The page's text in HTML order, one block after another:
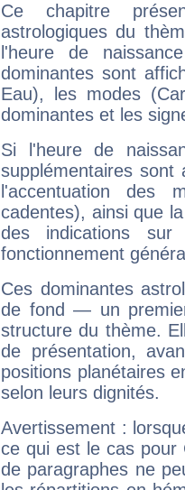
Ce chapitre
astrologiques du
l'heure de
dominantes sont
Eau), les modes
dominantes et les
Si l'heure de
supplémentaires sont
l'accentuation des
cadentes), ainsi que
des indications sur
fonctionnement
Ces dominantes
de fond — un
structure du thème.
de présentation,
positions planétaires
selon leurs dignités.
Avertissement :
ce qui est le cas pour
de paragraphes ne